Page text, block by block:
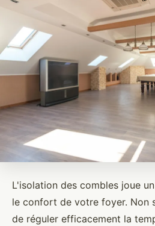
L'isolation des combles joue
le confort de votre foyer. Non
de réguler efficacement la